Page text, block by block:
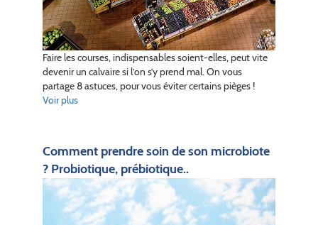
Faire les courses, indispensables soient-elles, peut vite
devenir un calvaire si l’on s’y prend mal. On vous
partage 8 astuces, pour vous éviter certains pièges !
Voir plus
Comment prendre soin de son microbiote
? Probiotique, prébiotique..